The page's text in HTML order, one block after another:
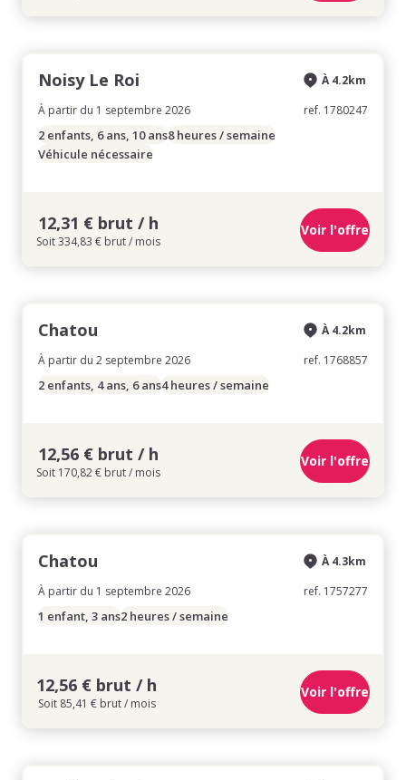
Noisy Le Roi
À partir du 1 septembre 2026
À 4.2km
ref. 1780247
2 enfants, 6 ans, 10 ans8 heures / semaine
Véhicule nécessaire
12,31 € brut / h
Soit 334,83 € brut / mois
Voir l'offre
Chatou
À partir du 2 septembre 2026
À 4.2km
ref. 1768857
2 enfants, 4 ans, 6 ans4 heures / semaine
12,56 € brut / h
Soit 170,82 € brut / mois
Voir l'offre
Chatou
À partir du 1 septembre 2026
À 4.3km
ref. 1757277
1 enfant, 3 ans2 heures / semaine
12,56 € brut / h
Soit 85,41 € brut / mois
Voir l'offre